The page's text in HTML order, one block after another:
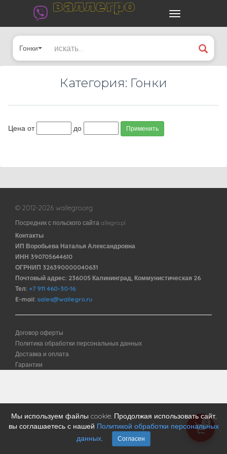
валлегро
Гонки
Категория: Гонки
Цена от до Применить
© 2012-2026 wallegro.org
Посредник с польского сайта allegro.pl
Контакты
ИП Воробьева Наталья Александровна
ИНН 390705644610
ОГРНИП 326390000040631
Почтовый адрес: 236005 Калининград, Коммунистическая 26
Тел: +7 911 460-30-16
E-mail: sales@wallegro.ru
Договор оферты
Политика обработки персональных данных
Доставка и оплата
Гарантии
0
Мы используем файлы cookie. Продолжая использовать сайт,
вы соглашаетесь с нашей Политикой обработки персональных
данных
Согласен